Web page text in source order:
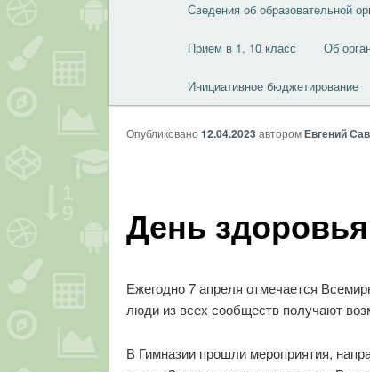
Сведения об образовательной
Прием в 1, 10 класс Об
Инициативное бюджетирование
День
Опубликовано 12.04.2023 авторомЕвгений
Ежегодно 7 апреля отмечается
люди из всех сообществ получают
В Гимназии прошли мероприятия,